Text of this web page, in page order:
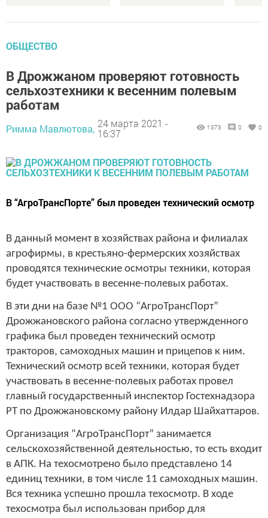
ОБЩЕСТВО
В Дрожжаном проверяют готовность
сельхозтехники к весенним полевым
работам
Римма Мавлютова, 24 марта 2021 -
16:37
1373 0 0
В “АгроТрансПорте” был проведен технический осмотр
В данный момент в хозяйствах района и филиалах
агрофирмы, в крестьяно-фермерских хозяйствах
проводятся технические осмотры техники, которая
будет участвовать в весенне-полевых работах.
В эти дни на базе №1 ООО “АгроТрансПорт”
Дрожжановского района согласно утвержденного
графика был проведен технический осмотр
тракторов, самоходных машин и прицепов к ним.
Технический осмотр всей техники, которая будет
участвовать в весенне-полевых работах провел
главный государственный инспектор Гостехнадзора
РТ по Дрожжановскому району Илдар Шайхаттаров.
Организация “АгроТрансПорт” занимается
сельскохозяйственной деятельностью, то есть входит
в АПК. На техосмотрено было представлено 14
единиц техники, в том числе 11 самоходных машин.
Вся техника успешно прошла техосмотр. В ходе
техосмотра был использован прибор для